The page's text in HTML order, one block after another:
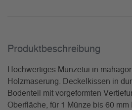
Produkt­beschreibung
Hochwertiges Münzetui in
Holzmaserung. Deckelkissen in
Bodenteil mit vorgeformten
Oberfläche, für 1 Münze bis 60 mm